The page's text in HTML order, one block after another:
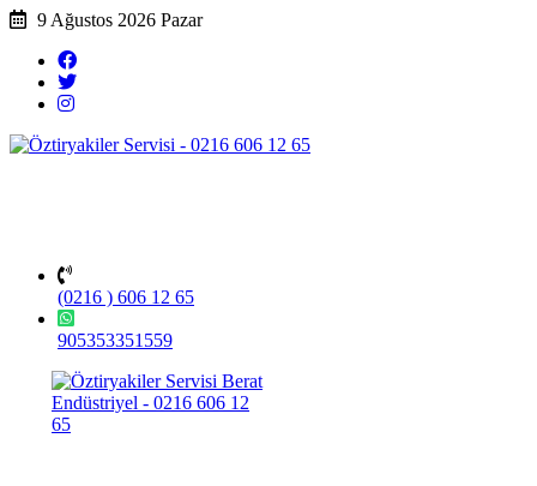
9 Ağustos 2026 Pazar
(0216 ) 606 12 65
905353351559